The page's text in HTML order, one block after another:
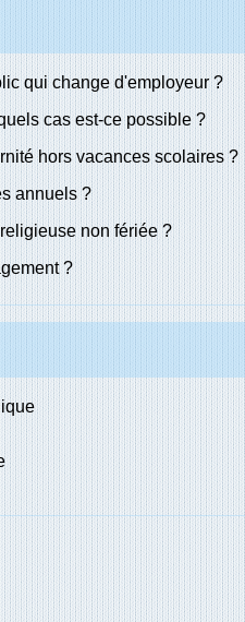
qui change d'employeur ?
cas est-ce possible ?
hors vacances scolaires ?
annuels ?
non fériée ?
?